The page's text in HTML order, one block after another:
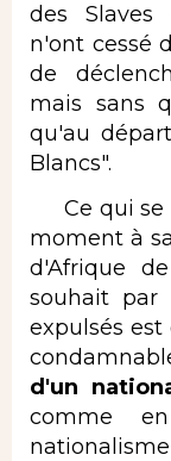
des Slaves
n'ont cessé
de
mais sans
qu'au
Blancs".
Ce qui se
moment à
d'Afrique
souhait par
expulsés
d'un
comme